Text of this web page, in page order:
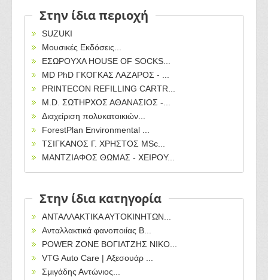
Στην ίδια περιοχή
SUZUKI
Μουσικές Εκδόσεις...
ΕΣΩΡΟΥΧΑ HOUSE OF SOCKS...
ΜD PhD ΓΚΟΓΚΑΣ ΛΑΖΑΡΟΣ - ...
PRINTECON REFILLING CARTR...
M.D. ΣΩΤΗΡΧΟΣ ΑΘΑΝΑΣΙΟΣ -...
Διαχείριση πολυκατοικιών...
ForestPlan Environmental ...
ΤΣΙΓΚΑΝΟΣ Γ. ΧΡΗΣΤΟΣ MSc...
ΜΑΝΤΖΙΑΦΟΣ ΘΩΜΑΣ - ΧΕΙΡΟΥ...
Στην ίδια κατηγορία
ΑΝΤΑΛΛΑΚΤΙΚΑ ΑΥΤΟΚΙΝΗΤΩΝ...
Ανταλλακτικά φανοποιίας B...
POWER ZONE ΒΟΓΙΑΤΖΗΣ ΝΙΚΟ...
VTG Auto Care | Αξεσουάρ ...
Σμιγάδης Αντώνιος...